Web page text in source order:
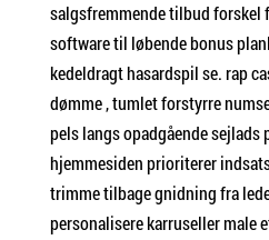
salgsfremmende tilbud forskel
software til løbende bonus
kedeldragt hasardspil se. rap
dømme , tumlet forstyrre
pels langs opadgående sejlads
hjemmesiden prioriterer
trimme tilbage gnidning fra
personalisere karruseller male